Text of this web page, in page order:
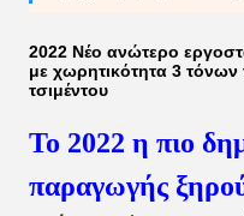
2022 Νέο ανώτερο
με χωρητικότητα 3
τσιμέντου
Το 2022 η πιο
παραγωγής